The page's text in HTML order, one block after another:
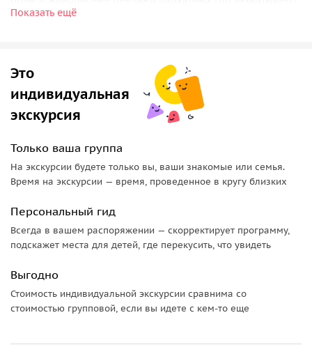
дух! Ачистые источники
который, мы погрузимся в историю этих мест. А бонусом
для желающих — экскурсия кНоевому Ковчегу
Показать ещё
Это
индивидуальная
экскурсия
Только ваша группа
На экскурсии будете только вы, ваши знакомые или семья.
Время на экскурсии — время, проведенное в кругу близких
Персональный гид
Всегда в вашем распоряжении — скорректирует программу,
подскажет места для детей, где перекусить, что увидеть
Выгодно
Стоимость индивидуальной экскурсии сравнима со
стоимостью групповой, если вы идете с кем-то еще